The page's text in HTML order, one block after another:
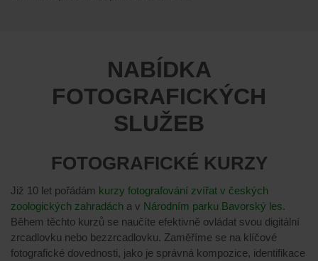
NABÍDKA
FOTOGRAFICKÝCH
SLUŽEB
FOTOGRAFICKÉ KURZY
Již 10 let pořádám kurzy fotografování zvířat v českých
zoologických zahradách a v Národním parku Bavorský les.
Během těchto kurzů se naučíte efektivně ovládat svou digitální
zrcadlovku nebo bezzrcadlovku. Zaměříme se na klíčové
fotografické dovednosti, jako je správná kompozice, identifikace